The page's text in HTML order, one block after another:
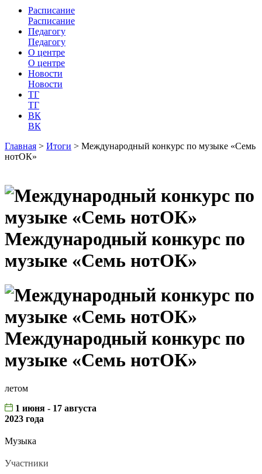
Расписание
Расписание
Педагогу
Педагогу
О центре
О центре
Новости
Новости
ТГ
ТГ
ВК
ВК
Главная > Итоги > Международный конкурс по музыке «Семь
нотОК»
Международный конкурс по
музыке «Семь нотОК»
Международный конкурс по
музыке «Семь нотОК»
летом
1 июня - 17 августа
2023 года
Музыка
Участники